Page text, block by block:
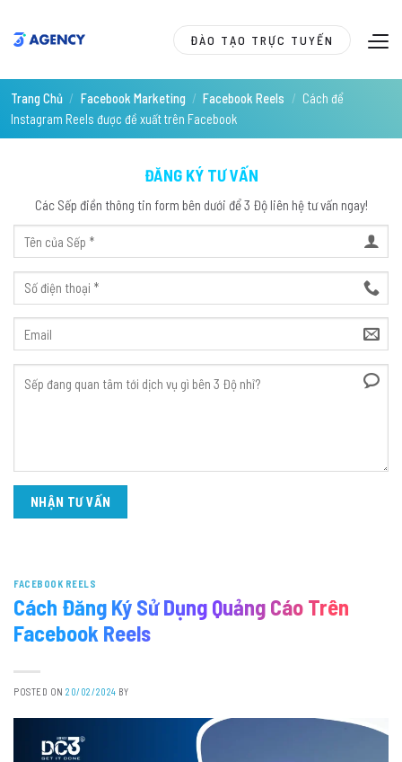
ĐÀO TẠO TRỰC TUYẾN
Trang Chủ / Facebook Marketing / Facebook Reels / Cách để
Instagram Reels được đề xuất trên Facebook
FACEBOOK REELS
Cách Đăng Ký Sử Dụng Quảng Cáo Trên
Facebook Reels
POSTED ON20/02/2024 BY
ĐĂNG KÝ TƯ VẤN
Các Sếp điền thông tin form bên dưới để 3 Độ liên hệ tư vấn ngay!